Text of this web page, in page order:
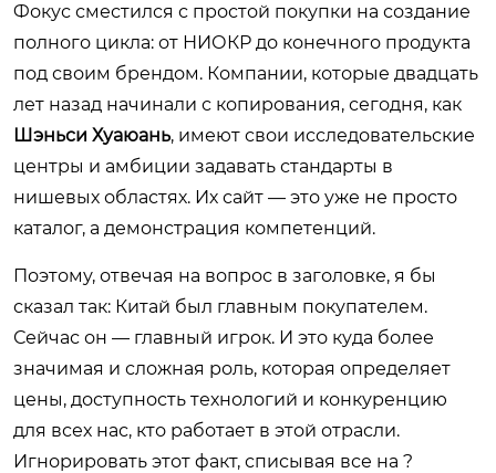
Фокус сместился с простой покупки на создание
полного цикла: от НИОКР до конечного продукта
под своим брендом. Компании, которые двадцать
лет назад начинали с копирования, сегодня, как
Шэньси Хуаюань, имеют свои исследовательские
центры и амбиции задавать стандарты в
нишевых областях. Их сайт — это уже не просто
каталог, а демонстрация компетенций.
Поэтому, отвечая на вопрос в заголовке, я бы
сказал так: Китай был главным покупателем.
Сейчас он — главный игрок. И это куда более
значимая и сложная роль, которая определяет
цены, доступность технологий и конкуренцию
для всех нас, кто работает в этой отрасли.
Игнорировать этот факт, списывая все на ?